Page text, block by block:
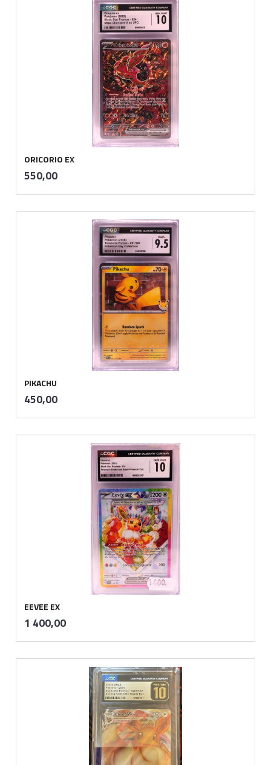
ORICORIO EX
Pris
550,00mva.
PIKACHU
Pris
450,00mva.
EEVEE EX
Pris
1 400,00mva.